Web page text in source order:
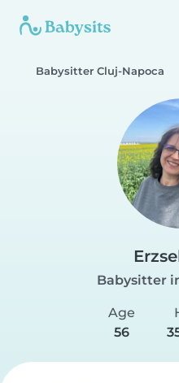
Babysitter Cluj-Napoca
Babysitter
Age
56